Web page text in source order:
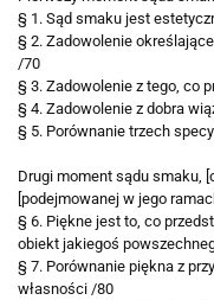
§ 1. Sąd smaku jest
§ 2. Zadowolenie
/70
§ 3. Zadowolenie z tego, co
§ 4. Zadowolenie z dobra
§ 5. Porównanie trzech
Drugi moment sądu smaku,
[podejmowanej w jego
§ 6. Piękne jest to, co
obiekt jakiegoś
§ 7. Porównanie piękna z
własności /80